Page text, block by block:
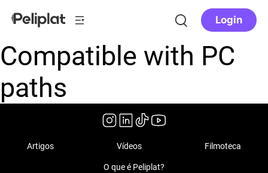
Login
Compatible with PC
paths
Artigos Vídeos Filmoteca
O que é Peliplat?